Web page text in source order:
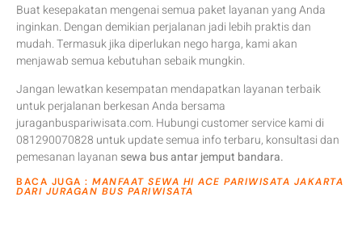
Buat kesepakatan mengenai semua paket layanan yang Anda
inginkan. Dengan demikian perjalanan jadi lebih praktis dan
mudah. Termasuk jika diperlukan nego harga, kami akan
menjawab semua kebutuhan sebaik mungkin.
Jangan lewatkan kesempatan mendapatkan layanan terbaik
untuk perjalanan berkesan Anda bersama
juraganbuspariwisata.com. Hubungi customer service kami di
081290070828 untuk update semua info terbaru, konsultasi dan
pemesanan layanan sewa bus antar jemput bandara.
BACA JUGA : MANFAAT SEWA HI ACE PARIWISATA JAKARTA
DARI JURAGAN BUS PARIWISATA